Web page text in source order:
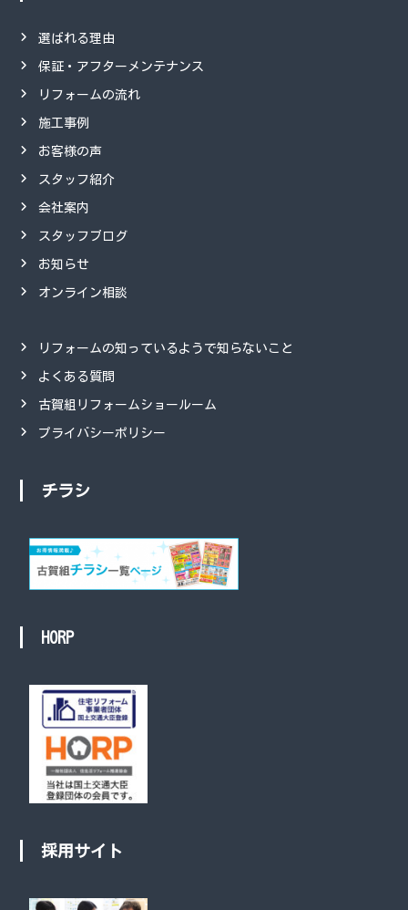
選ばれる理由
保証・アフターメンテナンス
リフォームの流れ
施工事例
お客様の声
スタッフ紹介
会社案内
スタッフブログ
お知らせ
オンライン相談
リフォームの知っているようで知らないこと
よくある質問
古賀組リフォームショールーム
プライバシーポリシー
チラシ
HORP
採用サイト